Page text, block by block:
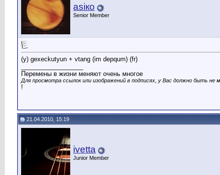
asiкo
Senior Member
(y) gexeckutyun + vtang (im depqum) (fr)
Пepeмeны в жизни мeняют oчeнь мнoгoe
Для просмотра ссылок или изображений в подписях, у Вас должно быть не
!
21.04.2010, 15:19
ivetta
Junior Member